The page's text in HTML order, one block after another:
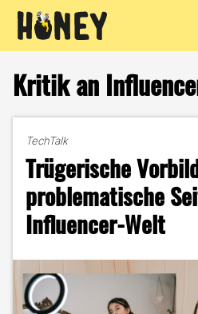
Inhalt
springen
Kritik an
TechTalk
Trügerische
problematische
Influencer-Welt